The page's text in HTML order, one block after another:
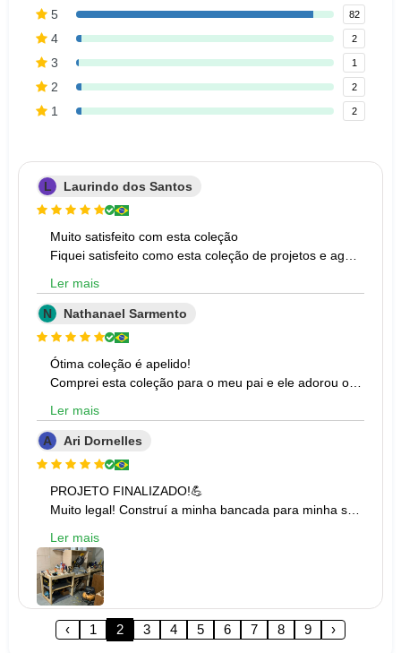
5 82
4 2
3 1
2 2
1 2
L Laurindo dos Santos
Muito satisfeito com esta coleção
Fiquei satisfeito como esta coleção de projetos e agora estou na dúvida de qual projeto vou fazer primeiro, pq tem muitos projetos legais pra fazer. E gostei mais ainda porque todos projetos estão em português e centímetros. Eu comprei no facebuk outra coleçao com 16000 projetos de marcenaria mas é enganação. Veio somente imagens de projetos, não tinha nada de 16000 projetos e os que tinham estavam em ingles e polegadas e fiquei indignado. Mas esta coleção é show e fiquei satisfeito com a compra. Valeu a pena!
Ler mais
N Nathanael Sarmento
Ótima coleção é apelido!
Comprei esta coleção para o meu pai e ele adorou os projetos. Ele já tinha comprado outra coleção pra marcenaria que vendem no facebook e foi enganado mas esta coleção ele ficou bem contente.
Ler mais
A Ari Dornelles
PROJETO FINALIZADO!💪
Muito legal! Construí a minha bancada para minha serra meia esquadria da Dewalt e foi super tranquilo fazer tendo as medidas certas e o passo a passo. Não repara na bagunça na foto kkk, pois tinha terminado de acabar a bancada e acabei tirando a foto assim mesmo. Vlw!
Ler mais
Marcio Beck
‹ 1 2 3 4 5 6 7 8 9 ›